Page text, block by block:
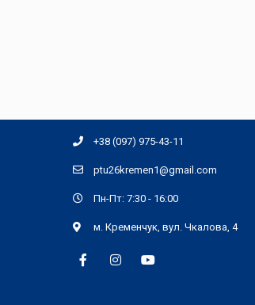
+38 (097) 975-43-11
ptu26kremen1@gmail.com
Пн-Пт: 7:30 - 16:00
м. Кременчук, вул. Чкалова, 4